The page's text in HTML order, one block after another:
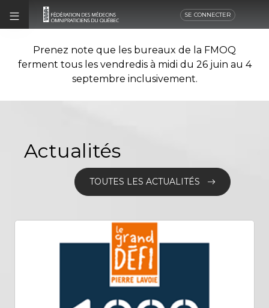
SE CONNECTER
Prenez note que les bureaux de la FMOQ
ferment tous les vendredis à midi du 26 juin au 4
septembre inclusivement.
Actualités
TOUTES LES ACTUALITÉS